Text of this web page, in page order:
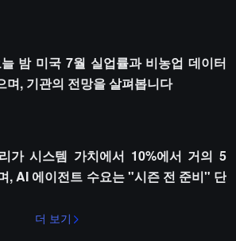
밤 미국 7월 실업률과 비농업 데이터
며, 기관의 전망을 살펴봅니다
가 시스템 가치에서 10%에서 거의 5
, AI 에이전트 수요는 "시즌 전 준비" 단
더 보기